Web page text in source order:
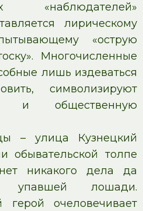
«наблюдателей»
лирическому
«острую
Многочисленные
лишь издеваться
символизируют
и общественную
– улица Кузнецкий
обывательской толпе
никакого дела да
упавшей лошади.
герой очеловечивает